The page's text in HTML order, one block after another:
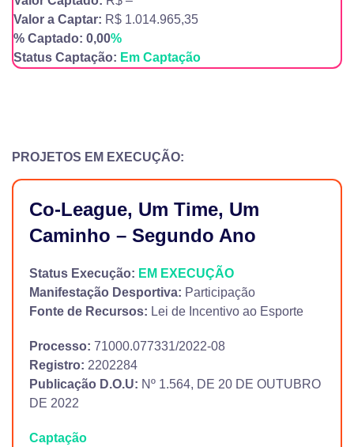
Valor a Captar: R$ 1.014.965,35
% Captado: 0,00%
Status Captação: Em Captação
PROJETOS EM EXECUÇÃO:
Co-League, Um Time, Um
Caminho – Segundo Ano
Status Execução: EM EXECUÇÃO
Manifestação Desportiva: Participação
Fonte de Recursos: Lei de Incentivo ao Esporte
Processo: 71000.077331/2022-08
Registro: 2202284
Publicação D.O.U: Nº 1.564, DE 20 DE OUTUBRO
DE 2022
Captação